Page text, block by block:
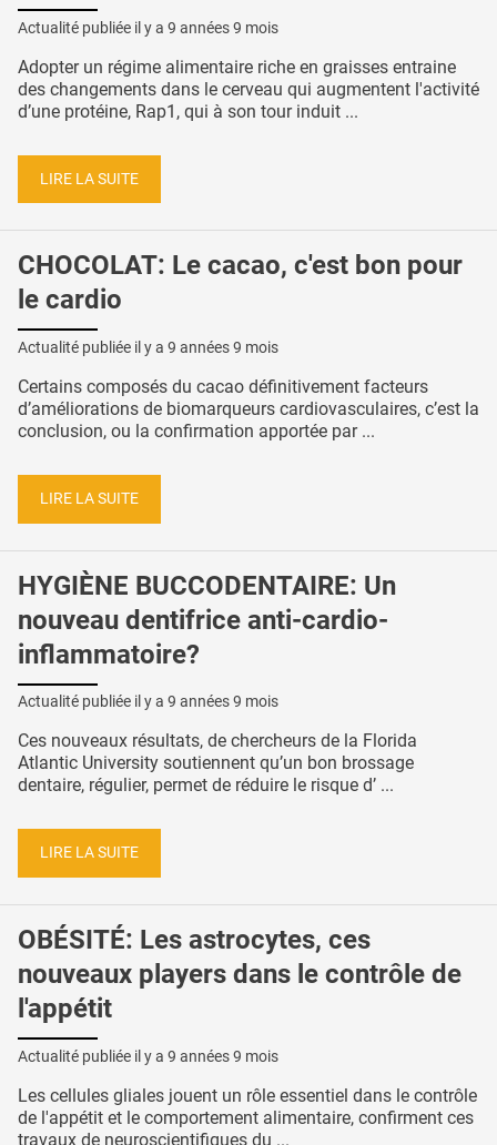
Actualité publiée il y a 9 années 9 mois
Adopter un régime alimentaire riche en graisses entraine
des changements dans le cerveau qui augmentent l'activité
d’une protéine, Rap1, qui à son tour induit ...
LIRE LA SUITE
CHOCOLAT: Le cacao, c'est bon pour
le cardio
Actualité publiée il y a 9 années 9 mois
Certains composés du cacao définitivement facteurs
d’améliorations de biomarqueurs cardiovasculaires, c’est la
conclusion, ou la confirmation apportée par ...
LIRE LA SUITE
HYGIÈNE BUCCODENTAIRE: Un
nouveau dentifrice anti-cardio-
inflammatoire?
Actualité publiée il y a 9 années 9 mois
Ces nouveaux résultats, de chercheurs de la Florida
Atlantic University soutiennent qu’un bon brossage
dentaire, régulier, permet de réduire le risque d’ ...
LIRE LA SUITE
OBÉSITÉ: Les astrocytes, ces
nouveaux players dans le contrôle de
l'appétit
Actualité publiée il y a 9 années 9 mois
Les cellules gliales jouent un rôle essentiel dans le contrôle
de l'appétit et le comportement alimentaire, confirment ces
travaux de neuroscientifiques du ...